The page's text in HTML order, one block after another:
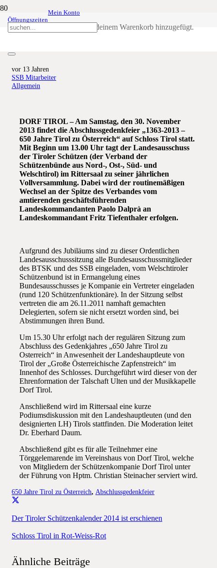
Öffnungszeiten
Mein Konto
wurde deinem Warenkorb hinzugefügt.
Abschlussgedenkfeier „650 Jahre
vor 13 Jahren
SSB Mitarbeiter
Allgemein
DORF TIROL – Am Samstag, den 30. November
2013 findet die Abschlussgedenkfeier „1363-2013 –
650 Jahre Tirol zu Österreich“ auf Schloss Tirol statt.
Mit Beginn um 13.00 Uhr tagt der Landesausschuss
der Tiroler Schützen (der Verband der
Schützenbünde aus Nord-, Ost-, Süd- und
Welschtirol) im Rittersaal zu seiner jährlichen
Vollversammlung. Dabei wird der routinemäßigen
Wechsel an der Spitze des Verbandes vom
amtierenden geschäftsführenden
Landeskommandanten Paolo Dalprà an
Landeskommandant Fritz Tiefenthaler erfolgen.
Aufgrund des Jubiläums sind zu dieser Ordentlichen
Landesausschusssitzung alle Bundesausschussmitglieder
des BTSK und des SSB eingeladen, vom Welschtiroler
Schützenbund ist in Ermangelung eines
Bundesausschusses je Kompanie ein Vertreter eingeladen
(rund 120 Schützenfunktionäre). In der Sitzung selbst
vertreten die am 26.11.2011 namhaft gemachten
Delegierten, sofern sie nicht ersetzt worden sind, bei
Abstimmungen ihren Bund.
Um 15.30 Uhr erfolgt nach der regulären Sitzung zum
Abschluss des Gedenkjahres „650 Jahre Tirol zu
Osterreich“ in Anwesenheit der Landeshauptleute von
Tirol der „Große Österreichische Zapfenstreich“ im
Innenhof des Schlosses. Durchgeführt wird dieser von der
Ehrenformation der Talschaft Ulten und der Musikkapelle
Dorf Tirol.
Anschließend wird im Rittersaal eine kurze
Podiumsdiskussion mit den Landeshauptleuten (und den
designierten LH) Tirols stattfinden. Die Moderation leitet
Dr. Eberhard Daum.
Abschließend gibt es für alle Teilnehmer eine
Törggelemarende im Vereinshaus von Dorf Tirol, welche
von Mitgliedern der Schützenkompanie Dorf Tirol unter
der Führung von Hptm. Christian Steinacher serviert wird.
650 Jahre Tirol zu Österreich, Abschlussgedenkfeier
Der Tiroler Schützenkalender 2014 ist erschienen
Schloss Tirol in Rot-Weiss-Rot
Ähnliche Beiträge